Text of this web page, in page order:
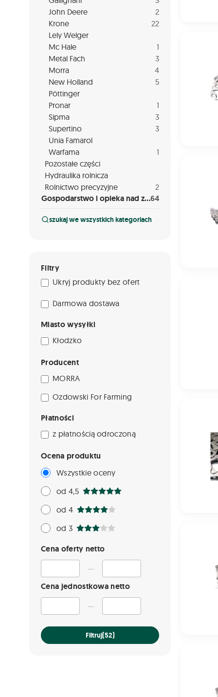
John Deere
2
Krone
22
Lely Welger
Mc Hale
1
Metal Fach
3
Morra
4
New Holland
5
Pöttinger
Pronar
1
Sipma
3
Supertino
3
Unia Famarol
Warfama
1
Pozostałe części
Hydraulika rolnicza
Rolnictwo precyzyjne
2
Gospodarstwo i opieka nad zwierzętami
64
szukaj we wszystkich kategoriach
Filtry
Ukryj produkty bez ofert
Darmowa dostawa
Miasto wysyłki
Kłodzko
Producent
MORRA
Ozdowski For Farming
Płatności
z płatnością odroczoną
Ocena produktu
Wszystkie oceny
od 4,5
od 4
od 3
Cena oferty netto
—
Cena jednostkowa netto
—
Filtruj(52)